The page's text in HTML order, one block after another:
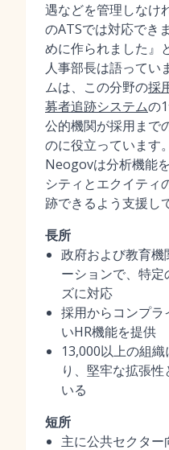
遇などを管理しなけ
のATSでは対応でき
めに作られました』
人事部長は語ってい
ムは、この分野の採
募者追跡システムの
公的機関が採用まで
のに役立っています
Neogovは分析機能
シティとエクイティ
跡できるよう支援し
長所
政府および教育機
ーションで、特
ズに対応
採用からコンプ
いHR機能を提供
13,000以上の組
り、堅牢な拡張
いる
短所
主に公共セクタ